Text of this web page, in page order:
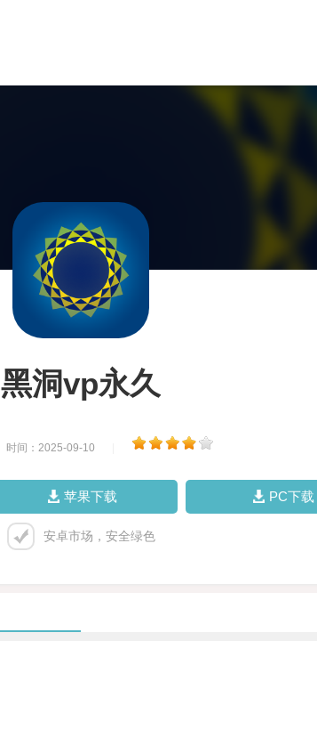
黑洞vp永久
时间：2025-09-10
苹果下载 PC下载
安卓市场，安全绿色